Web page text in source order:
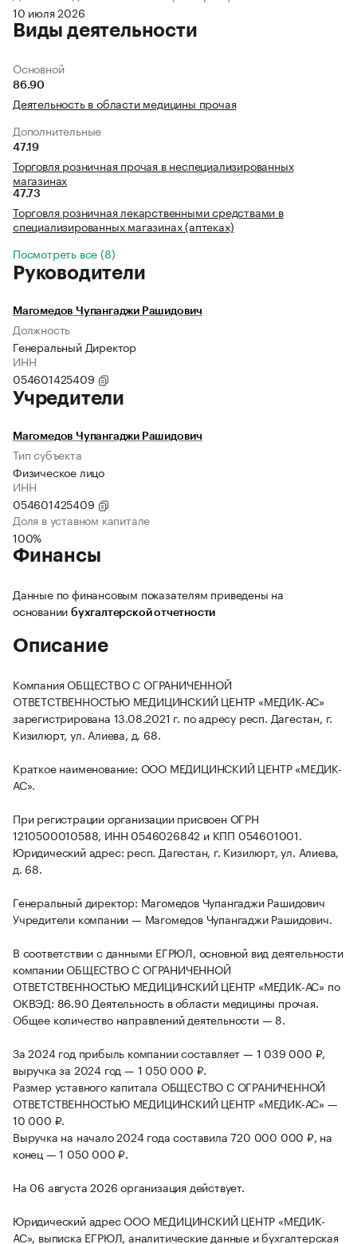
10 июля 2026
Виды деятельности
Основной
86.90
Деятельность в области медицины прочая
Дополнительные
47.19
Торговля розничная прочая в неспециализированных
магазинах
47.73
Торговля розничная лекарственными средствами в
специализированных магазинах (аптеках)
Посмотреть все (8)
Руководители
Магомедов Чупангаджи Рашидович
Должность
Генеральный Директор
ИНН
054601425409
Учредители
Магомедов Чупангаджи Рашидович
Тип субъекта
Физическое лицо
ИНН
054601425409
Доля в уставном капитале
100%
Финансы
Данные по финансовым показателям приведены на
основании бухгалтерской отчетности
Описание
Компания ОБЩЕСТВО С ОГРАНИЧЕННОЙ
ОТВЕТСТВЕННОСТЬЮ МЕДИЦИНСКИЙ ЦЕНТР «МЕДИК-АС»
зарегистрирована 13.08.2021 г. по адресу респ. Дагестан, г.
Кизилюрт, ул. Алиева, д. 68.
Краткое наименование: ООО МЕДИЦИНСКИЙ ЦЕНТР «МЕДИК-
АС».
При регистрации организации присвоен ОГРН
1210500010588, ИНН 0546026842 и КПП 054601001.
Юридический адрес: респ. Дагестан, г. Кизилюрт, ул. Алиева,
д. 68.
Генеральный директор: Магомедов Чупангаджи Рашидович
Учредители компании — Магомедов Чупангаджи Рашидович.
В соответствии с данными ЕГРЮЛ, основной вид деятельности
компании ОБЩЕСТВО С ОГРАНИЧЕННОЙ
ОТВЕТСТВЕННОСТЬЮ МЕДИЦИНСКИЙ ЦЕНТР «МЕДИК-АС» по
ОКВЭД: 86.90 Деятельность в области медицины прочая.
Общее количество направлений деятельности — 8.
За 2024 год прибыль компании составляет — 1 039 000 ₽,
выручка за 2024 год — 1 050 000 ₽.
Размер уставного капитала ОБЩЕСТВО С ОГРАНИЧЕННОЙ
ОТВЕТСТВЕННОСТЬЮ МЕДИЦИНСКИЙ ЦЕНТР «МЕДИК-АС» —
10 000 ₽.
Выручка на начало 2024 года составила 720 000 000 ₽, на
конец — 1 050 000 ₽.
На 06 августа 2026 организация действует.
Юридический адрес ООО МЕДИЦИНСКИЙ ЦЕНТР «МЕДИК-
АС», выписка ЕГРЮЛ, аналитические данные и бухгалтерская